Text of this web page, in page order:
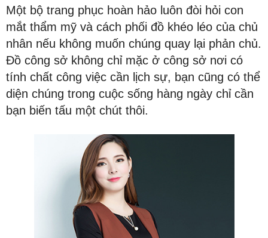
Một bộ trang phục hoàn hảo luôn đòi hỏi con
mắt thẩm mỹ và cách phối đồ khéo léo của chủ
nhân nếu không muốn chúng quay lại phản chủ.
Đồ công sở không chỉ mặc ở công sở nơi có
tính chất công việc cần lịch sự, bạn cũng có thể
diện chúng trong cuộc sống hàng ngày chỉ cần
bạn biến tấu một chút thôi.